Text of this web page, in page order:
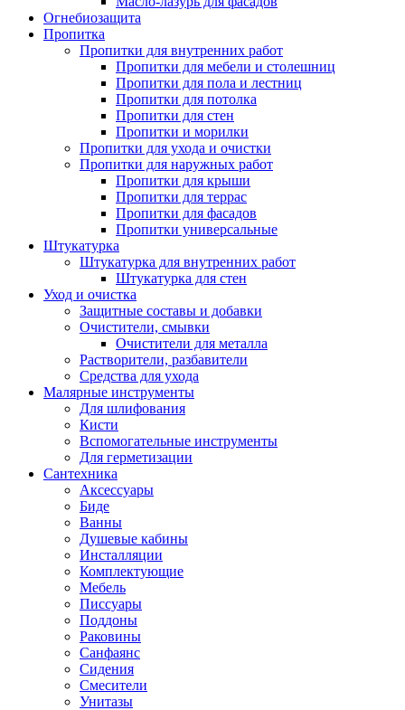
Огнебиозащита
Пропитка
Пропитки для внутренних работ
Пропитки для мебели и столешниц
Пропитки для пола и лестниц
Пропитки для потолка
Пропитки для стен
Пропитки и морилки
Пропитки для ухода и очистки
Пропитки для наружных работ
Пропитки для крыши
Пропитки для террас
Пропитки для фасадов
Пропитки универсальные
Штукатурка
Штукатурка для внутренних работ
Штукатурка для стен
Уход и очистка
Защитные составы и добавки
Очистители, смывки
Очистители для металла
Растворители, разбавители
Средства для ухода
Малярные инструменты
Для шлифования
Кисти
Вспомогательные инструменты
Для герметизации
Сантехника
Аксессуары
Биде
Ванны
Душевые кабины
Инсталляции
Комплектующие
Мебель
Писсуары
Поддоны
Раковины
Санфаянс
Сидения
Смесители
Унитазы